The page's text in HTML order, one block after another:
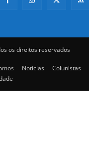
os direitos reservados
Notícias Colunistas